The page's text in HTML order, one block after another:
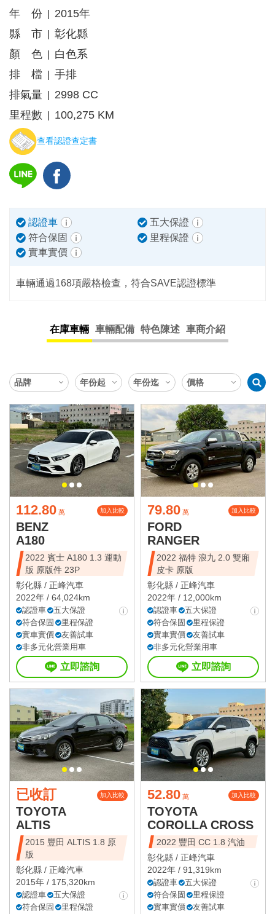
年 份
2015年
縣 市
彰化縣
顏 色
白色系
排 檔
手排
排氣量
2998 CC
里程數
100,275 KM
查看認證查定書
認證車
五大保證
符合保固
里程保證
實車實價
車輛通過168項嚴格檢查，符合SAVE認證標準
在庫車輛 車輛配備 特色陳述 車商介紹
112.80 萬 加入比較
BENZ
A180
2022 賓士 A180 1.3 運動
版 原版件 23P
彰化縣 / 正峰汽車
2022年 / 64,024km
認證車
五大保證
符合保固
里程保證
實車實價
友善試車
非多元化營業用車
立即諮詢
79.80 萬 加入比較
FORD
RANGER
2022 福特 浪九 2.0 雙廂
皮卡 原版
彰化縣 / 正峰汽車
2022年 / 12,000km
認證車
五大保證
符合保固
里程保證
實車實價
友善試車
非多元化營業用車
立即諮詢
已收訂 加入比較
TOYOTA
ALTIS
2015 豐田 ALTIS 1.8 原
版
彰化縣 / 正峰汽車
2015年 / 175,320km
認證車
五大保證
符合保固
里程保證
52.80 萬 加入比較
TOYOTA
COROLLA CROSS
2022 豐田 CC 1.8 汽油
彰化縣 / 正峰汽車
2022年 / 91,319km
認證車
五大保證
符合保固
里程保證
實車實價
友善試車